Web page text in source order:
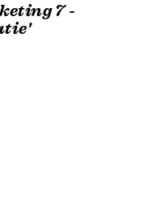
7 -